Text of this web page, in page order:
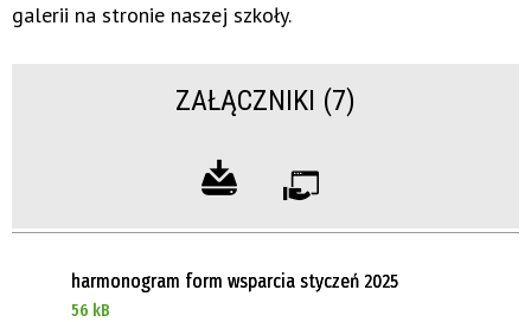
galerii na stronie naszej szkoły.
ZAŁĄCZNIKI (7)
harmonogram form wsparcia styczeń 2025
56 kB